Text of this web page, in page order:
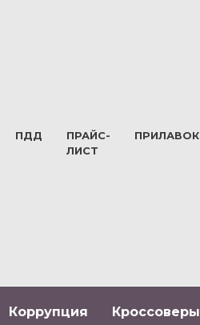
ПДД
ПРАЙС-
ЛИСТ
ПРИЛАВОК
Коррупция Кроссоверы